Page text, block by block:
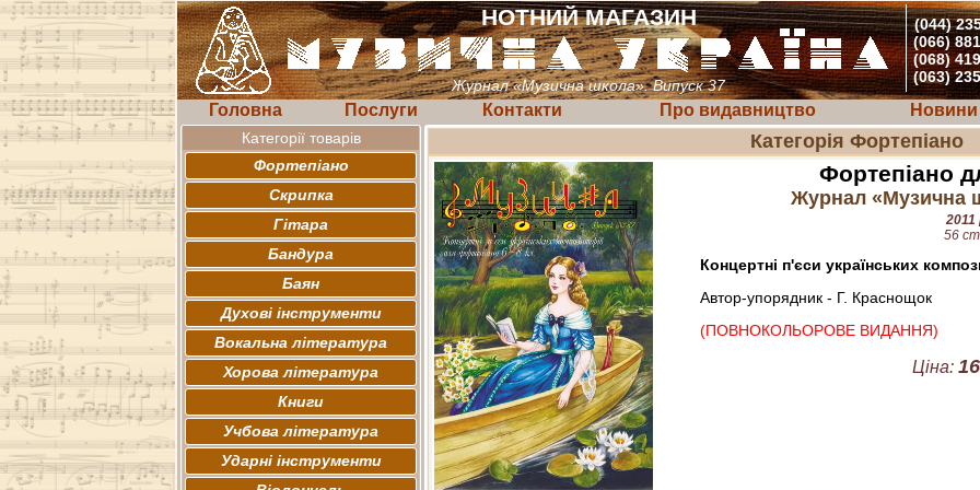
НОТНИЙ МАГАЗИН
Журнал «Музична школа». Випуск 37
(044)
(066)
(068)
(063)
Головна Послуги Контакти Про видавництво Новини
Категорії товарів
Фортепіано
Скрипка
Гітара
Бандура
Баян
Духові інструменти
Вокальна література
Хорова література
Книги
Учбова література
Ударні інструменти
Категорія Фортепіано
Фортепіано
Журнал «Музична
2011
56
Концертні п'єси українських
Автор-упорядник - Г. Краснощок
(ПОВНОКОЛЬОРОВЕ ВИДАННЯ)
Ціна: